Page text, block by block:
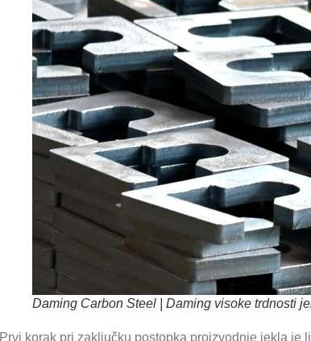
Daming Carbon Steel | Daming visoke trdnosti
Prvi korak pri zaključku postopka proizvodnje jekla je